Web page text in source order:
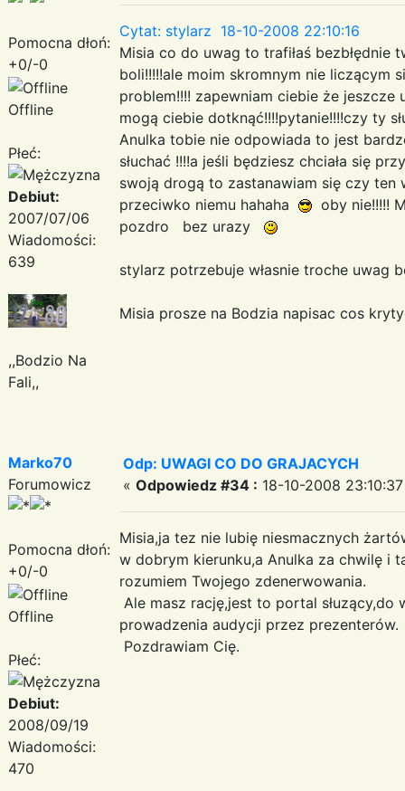
Pomocna dłoń:
+0/-0
Offline
Płeć:
Debiut:
2007/07/06
Wiadomości:
639
,,Bodzio Na
Fali,,
Cytat: stylarz 18-10-2008 22:10:16
Misia co do uwag to trafiłaś
boli!!!!!ale moim skromnym nie liczącym
problem!!!! zapewniam ciebie że jeszcze
mogą ciebie dotknąć!!!!pytanie!!!!czy ty
Anulka tobie nie odpowiada to jest
słuchać !!!!a jeśli będziesz chciała się
swoją drogą to zastanawiam się czy
przeciwko niemu hahaha
oby nie!!!!!
pozdro bez urazy
stylarz potrzebuje własnie troche uwag
Misia prosze na Bodzia napisac cos
Marko70
Forumowicz
Pomocna dłoń:
+0/-0
Offline
Płeć:
Debiut:
2008/09/19
Wiadomości:
470
Odp: UWAGI CO DO GRAJACYCH
« Odpowiedz #34 : 18-10-2008
Misia,ja tez nie lubię niesmacznych
w dobrym kierunku,a Anulka za chwilę i
rozumiem Twojego zdenerwowania.
Ale masz rację,jest to portal słuzący,do
prowadzenia audycji przez prezenterów.
Pozdrawiam Cię.